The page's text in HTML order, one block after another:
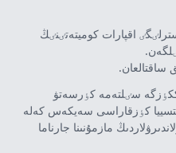
اقپارات كوميتەتٸنٸڭ
ساقتالعان.
سٸلتەمە كٶرسەتۋ
كٶزقاراسى سەيكەس كەلە
مازمۇنىنا جارناما